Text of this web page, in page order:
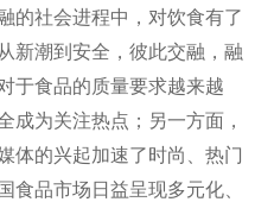
的社会进程中，对饮食有了
新潮到安全，彼此交融，融
于食品的质量要求越来越
成为关注热点；另一方面，
体的兴起加速了时尚、热门
食品市场日益呈现多元化、